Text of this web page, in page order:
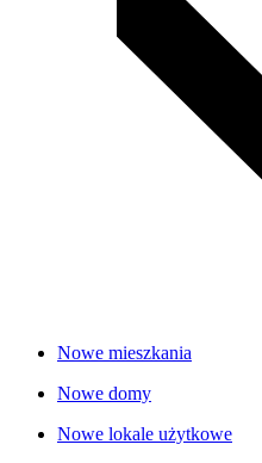
Nowe mieszkania
Nowe domy
Nowe lokale użytkowe